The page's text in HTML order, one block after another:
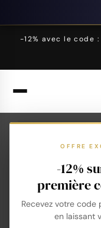
-12% avec le code :
OFFRE
-12%
première
Recevez votre code
en laissant